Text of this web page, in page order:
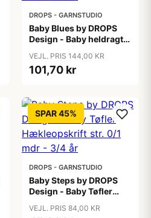
DROPS - GARNSTUDIO
Baby Blues by DROPS
Design - Baby heldragt
mdr - 3/4 år
VEJL. PRIS 144,00 KR
101,70 kr
SPAR 45%
DROPS - GARNSTUDIO
Baby Steps by DROPS
Design - Baby Tøfler
mdr - 3/4 år
VEJL. PRIS 84,00 KR